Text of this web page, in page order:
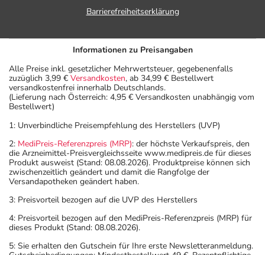
Barrierefreiheitserklärung
Informationen zu Preisangaben
Alle Preise inkl. gesetzlicher Mehrwertsteuer, gegebenenfalls
zuzüglich 3,99 € Versandkosten, ab 34,99 € Bestellwert
versandkostenfrei innerhalb Deutschlands.
(Lieferung nach Österreich: 4,95 € Versandkosten unabhängig vom
Bestellwert)
1: Unverbindliche Preisempfehlung des Herstellers (UVP)
2: MediPreis-Referenzpreis (MRP): der höchste Verkaufspreis, den
die Arzneimittel-Preisvergleichsseite www.medipreis.de für dieses
Produkt ausweist (Stand: 08.08.2026). Produktpreise können sich
zwischenzeitlich geändert und damit die Rangfolge der
Versandapotheken geändert haben.
3: Preisvorteil bezogen auf die UVP des Herstellers
4: Preisvorteil bezogen auf den MediPreis-Referenzpreis (MRP) für
dieses Produkt (Stand: 08.08.2026).
5: Sie erhalten den Gutschein für Ihre erste Newsletteranmeldung.